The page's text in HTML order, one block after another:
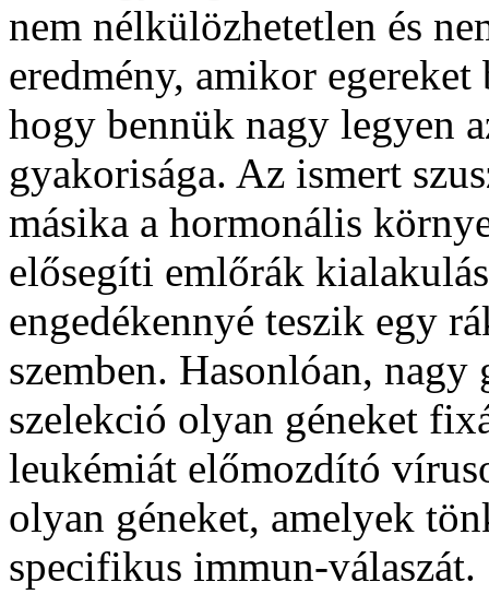
nem nélkülözhetetlen és
eredmény, amikor
hogy bennük nagy legyen
gyakorisága. Az ismert
másika a hormonális
elősegíti emlőrák
engedékennyé teszik egy
szemben. Hasonlóan,
szelekció olyan géneket
leukémiát előmozdító
olyan géneket, amelyek
specifikus immun-válaszát.